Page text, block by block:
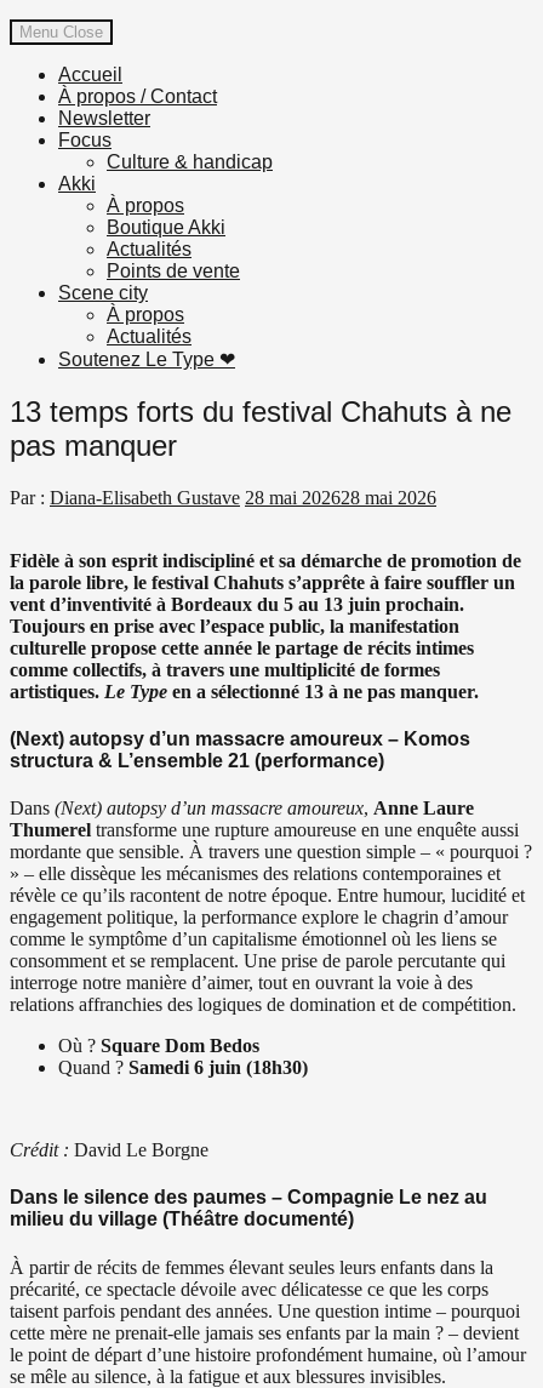
Menu Close
Accueil
À propos / Contact
Newsletter
Focus
Culture & handicap
Akki
À propos
Boutique Akki
Actualités
Points de vente
Scene city
À propos
Actualités
Soutenez Le Type ❤︎
13 temps forts du festival Chahuts à ne
pas manquer
Par : Diana-Elisabeth Gustave 28 mai 202628 mai 2026
Fidèle à son esprit indiscipliné et sa démarche de promotion de
la parole libre, le festival Chahuts s’apprête à faire souffler un
vent d’inventivité à Bordeaux du 5 au 13 juin prochain.
Toujours en prise avec l’espace public, la manifestation
culturelle propose cette année le partage de récits intimes
comme collectifs, à travers une multiplicité de formes
artistiques. Le Type en a sélectionné 13 à ne pas manquer.
(Next) autopsy d’un massacre amoureux – Komos
structura & L’ensemble 21 (performance)
Dans (Next) autopsy d’un massacre amoureux, Anne Laure
Thumerel transforme une rupture amoureuse en une enquête aussi
mordante que sensible. À travers une question simple – « pourquoi ?
» – elle dissèque les mécanismes des relations contemporaines et
révèle ce qu’ils racontent de notre époque. Entre humour, lucidité et
engagement politique, la performance explore le chagrin d’amour
comme le symptôme d’un capitalisme émotionnel où les liens se
consomment et se remplacent. Une prise de parole percutante qui
interroge notre manière d’aimer, tout en ouvrant la voie à des
relations affranchies des logiques de domination et de compétition.
Où ? Square Dom Bedos
Quand ? Samedi 6 juin (18h30)
Crédit : David Le Borgne
Dans le silence des paumes – Compagnie Le nez au
milieu du village (Théâtre documenté)
À partir de récits de femmes élevant seules leurs enfants dans la
précarité, ce spectacle dévoile avec délicatesse ce que les corps
taisent parfois pendant des années. Une question intime – pourquoi
cette mère ne prenait-elle jamais ses enfants par la main ? – devient
le point de départ d’une histoire profondément humaine, où l’amour
se mêle au silence, à la fatigue et aux blessures invisibles.